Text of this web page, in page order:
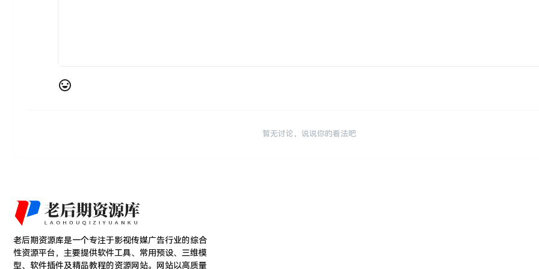
暂无讨论，说说你的看法吧
老后期资源库是一个专注于影视传媒广告行业的综合
性资源平台，主要提供软件工具、常用预设、三维模
型、软件插件及精品教程的资源网站。网站以高质量